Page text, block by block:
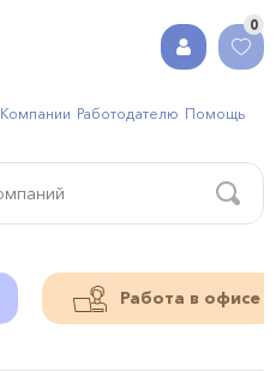
0
Компании Работодателю Помощь
Работа в офисе